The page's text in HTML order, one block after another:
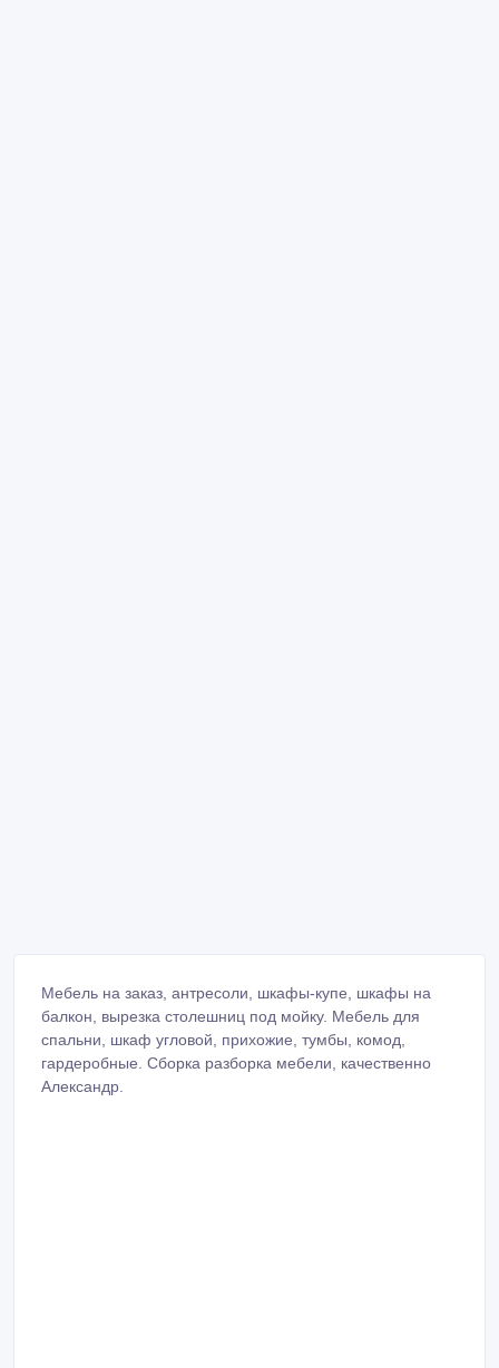
Мебель на заказ, антресоли, шкафы-купе, шкафы на
балкон, вырезка столешниц под мойку. Мебель для
спальни, шкаф угловой, прихожие, тумбы, комод,
гардеробные. Сборка разборка мебели, качественно
Александр.